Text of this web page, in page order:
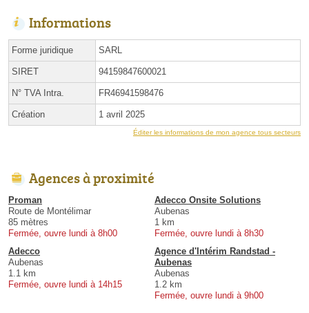
Informations
Forme juridique SARL
SIRET 94159847600021
N° TVA Intra. FR46941598476
Création 1 avril 2025
Éditer les informations de mon agence tous secteurs
Agences à proximité
Proman
Route de Montélimar
85 mètres
Fermée, ouvre lundi à 8h00
Adecco Onsite Solutions
Aubenas
1 km
Fermée, ouvre lundi à 8h30
Adecco
Aubenas
1.1 km
Fermée, ouvre lundi à 14h15
Agence d'Intérim Randstad -
Aubenas
Aubenas
1.2 km
Fermée, ouvre lundi à 9h00